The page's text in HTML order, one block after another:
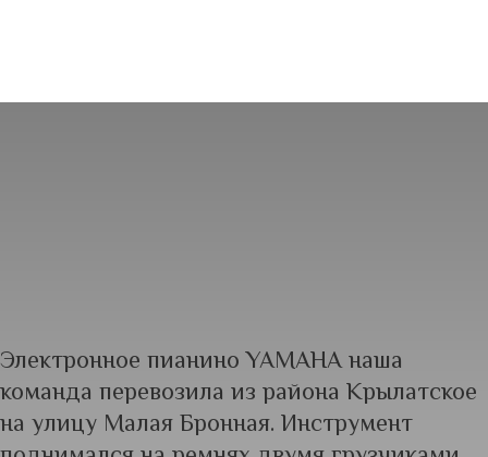
Электронное пианино YAMAHA наша
команда перевозила из района Крылатское
на улицу Малая Бронная. Инструмент